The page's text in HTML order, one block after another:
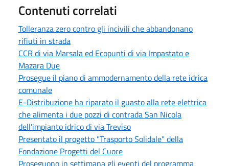
Contenuti correlati
Tolleranza zero contro gli incivili che abbandonano
rifiuti in strada
CCR di via Marsala ed Ecopunti di via Impastato e
Mazara Due
Prosegue il piano di ammodernamento della rete idrica
comunale
E-Distribuzione ha riparato il guasto alla rete elettrica
che alimenta i due pozzi di contrada San Nicola
dell'impianto idrico di via Treviso
Presentato il progetto "Trasporto Solidale" della
Fondazione Progetti del Cuore
Proseguono in settimana gli eventi del programma